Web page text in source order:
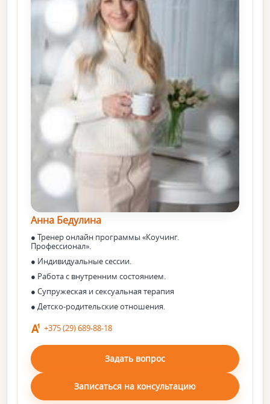
Анна Бедулина
● Тренер онлайн программы «Коучинг.
Профессионал».
● Индивидуальные сессии.
● Работа с внутренним состоянием.
● Супружеская и сексуальная терапия
● Детско-родительские отношения.
+375 (29) 689-88-18
Задать вопрос
Записаться на консультацию